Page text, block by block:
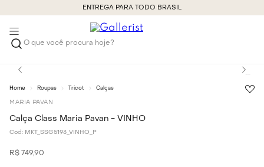
ENTREGA PARA TODO BRASIL
O que você procura hoje?
Roupas Tricot Calças
MARIA PAVAN
Calça Class Maria Pavan - VINHO
Cod: MKT_SSG5193_VINHO_P
R$ 749,90